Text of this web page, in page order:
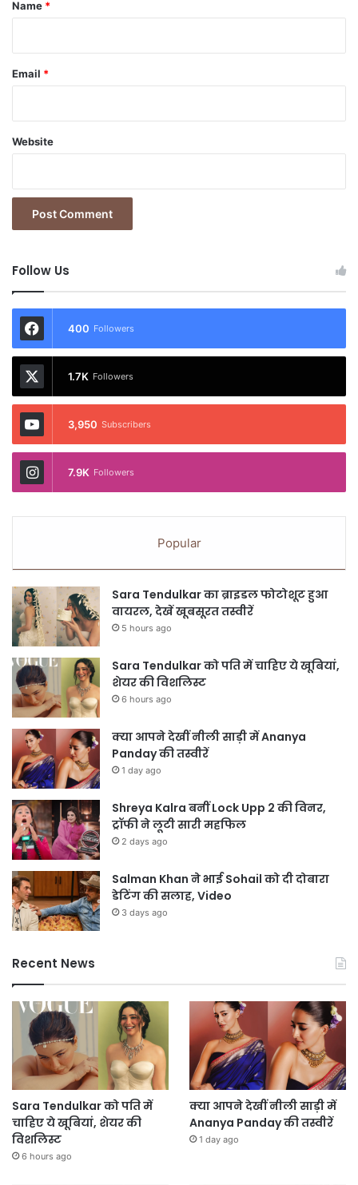
Name *
Email *
Website
Follow Us
400 Followers
1.7K Followers
3,950 Subscribers
7.9K Followers
Popular
Sara Tendulkar का ब्राइडल फोटोशूट हुआ
वायरल, देखें खूबसूरत तस्वीरें
5 hours ago
Sara Tendulkar को पति में चाहिए ये खूबियां,
शेयर की विशलिस्ट
6 hours ago
क्या आपने देखीं नीली साड़ी में Ananya
Panday की तस्वीरें
1 day ago
Shreya Kalra बनीं Lock Upp 2 की विनर,
ट्रॉफी ने लूटी सारी महफिल
2 days ago
Salman Khan ने भाई Sohail को दी दोबारा
डेटिंग की सलाह, Video
3 days ago
Recent News
Sara Tendulkar को पति में
चाहिए ये खूबियां, शेयर की
विशलिस्ट
6 hours ago
क्या आपने देखीं नीली साड़ी में
Ananya Panday की तस्वीरें
1 day ago